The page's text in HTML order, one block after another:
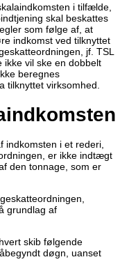
i tilfælde,
skal beskattes
som følge af, at
indkomst ved tilknyttet
jf. TSL
vil ske en dobbelt
beregnes
tilknyttet virksomhed.
indkomsten i et rederi,
er ikke indtægt
den tonnage, som er
grundlag af
skib følgende
døgn, uanset